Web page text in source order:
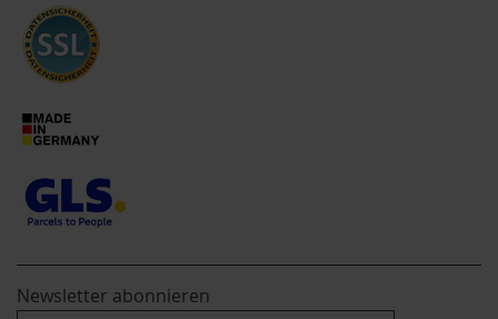
Newsletter abonnieren